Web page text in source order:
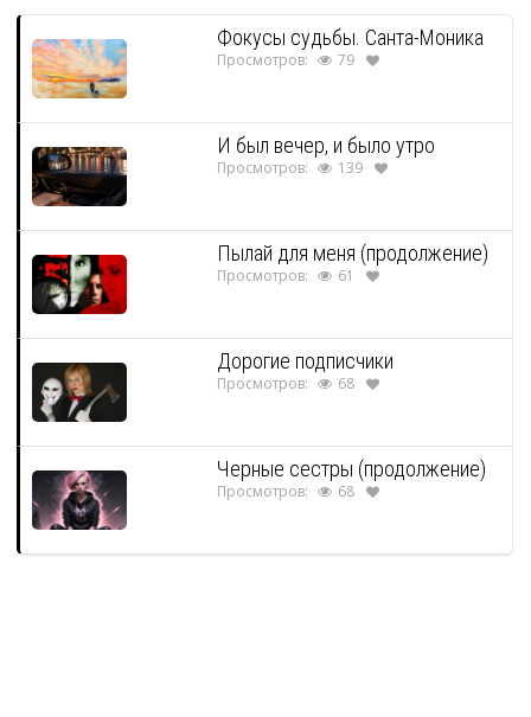
Фокусы судьбы. Санта-Моника
Просмотров: 79
И был вечер, и было утро
Просмотров: 139
Пылай для меня (продолжение)
Просмотров: 61
Дорогие подписчики
Просмотров: 68
Черные сестры (продолжение)
Просмотров: 68